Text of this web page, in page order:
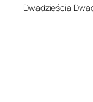
Dwadzieścia